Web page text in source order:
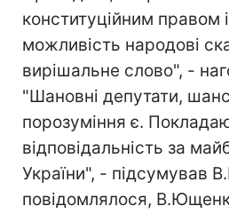
конституційним правом
можливість народові
вирішальне слово", -
"Шановні депутати,
порозуміння є.
відповідальність за
України", - підсумував
повідомлялося,